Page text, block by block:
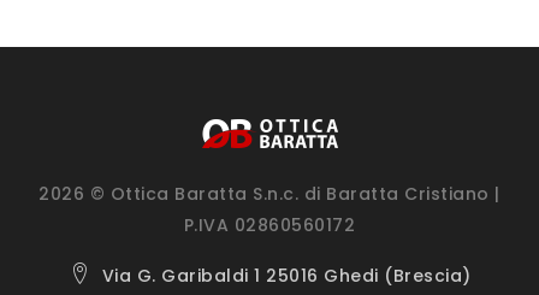
2026 © Ottica Baratta S.n.c. di Baratta Cristiano |
P.IVA 02860560172
Via G. Garibaldi 1 25016 Ghedi (Brescia)